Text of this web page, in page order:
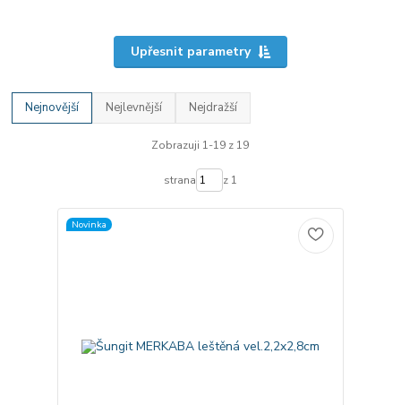
Upřesnit parametry
Nejnovější Nejlevnější Nejdražší
Zobrazuji 1-19 z 19
strana z 1
Novinka